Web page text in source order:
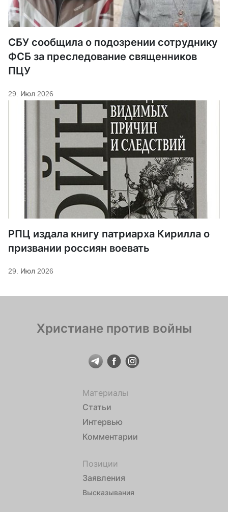
СБУ сообщила о подозрении сотруднику
ФСБ за преследование священников
ПЦУ
29. Июл 2026
РПЦ издала книгу патриарха Кирилла о
призвании россиян воевать
29. Июл 2026
Христиане против войны
Материалы
Статьи
Интервью
Комментарии
Позиции
Заявления
Высказывания